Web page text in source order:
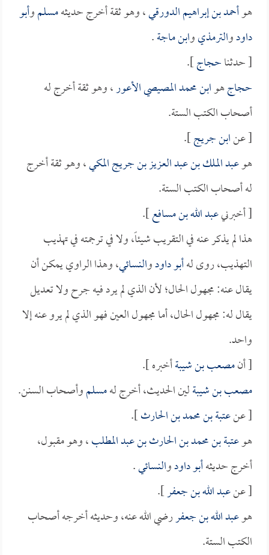
هوأحمد بن إبراهيم الدورقي، وهو ثقة أخرج حديثهمسلموأبو
داودوالترمذيوابن ماجة.
[ حدثناحجاج].
حجاجهوابن محمد المصيصي الأعور، وهو ثقة أخرج له
أصحاب الكتب الستة.
[ عنابن جريج].
هوعبد الملك بن عبد العزيز بن جريج المكي، وهو ثقة أخرج
له أصحاب الكتب الستة.
[ أخبرنيعبد الله بن مسافع].
هذا لم يذكر عنه في التقريب شيئاً، ولا في ترجمته في تهذيب
التهذيب، روى لهأبو داودوالنسائي، وهذا الراوي يمكن أن
يقال عنه: مجهول الحال؛ لأن الذي لم يرد فيه جرح ولا تعديل
يقال له: مجهول الحال، أما مجهول العين فهو الذي لم يرو عنه إلا
واحد.
[ أنمصعب بن شيبةأخبره ].
مصعب بن شيبةلين الحديث، أخرج لهمسلموأصحاب السنن.
[ عنعتبة بن محمد بن الحارث].
هوعتبة بن محمد بن الحارث بن عبد المطلب، وهو مقبول،
أخرج حديثهأبو داودوالنسائي.
[ عنعبد الله بن جعفر].
هوعبد الله بن جعفررضي الله عنه، وحديثه أخرجه أصحاب
الكتب الستة.